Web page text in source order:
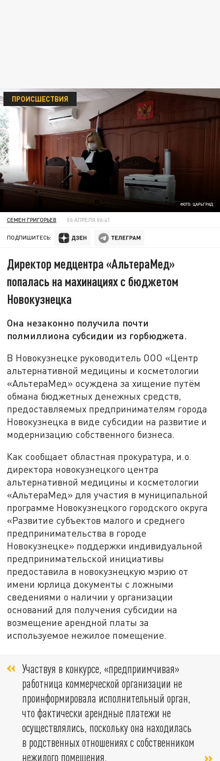
ФОТО: ЦАРЬГРАД
ПРОИСШЕСТВИЯ
СЕМЕН ГРИГОРЬЕВ 06 АПРЕЛЯ 06:41
ПОДПИШИТЕСЬ:
Директор медцентра «АльтераМед»
попалась на махинациях с бюджетом
Новокузнецка
Она незаконно получила почти
полмиллиона субсидии из горбюджета.
В Новокузнецке руководитель ООО «Центр
альтернативной медицины и косметологии
«АльтераМед» осуждена за хищение путём
обмана бюджетных денежных средств,
предоставляемых предпринимателям города
Новокузнецка в виде субсидии на развитие и
модернизацию собственного бизнеса.
Как сообщает областная прокуратура, и.о.
директора новокузнецкого центра
альтернативной медицины и косметологии
«АльтераМед» для участия в муниципальной
программе Новокузнецкого городского округа
«Развитие субъектов малого и среднего
предпринимательства в городе
Новокузнецке» поддержки индивидуальной
предпринимательской инициативы
предоставила в новокузнецкую мэрию от
имени юрлица документы с ложными
сведениями о наличии у организации
оснований для получения субсидии на
возмещение арендной платы за
используемое нежилое помещение.
Участвуя в конкурсе, «предприимчивая»
работница коммерческой организации не
проинформировала исполнительный орган,
что фактически арендные платежи не
осуществлялись, поскольку она находилась
в родственных отношениях с собственником
нежилого помещения,